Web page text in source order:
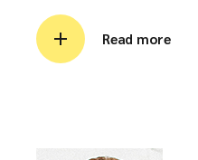
Read more